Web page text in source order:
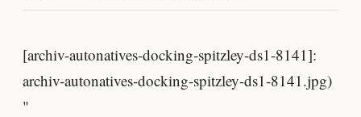
[archiv-autonatives-docking-spitzley-ds1-8141]:
archiv-autonatives-docking-spitzley-ds1-8141.jpg)
"